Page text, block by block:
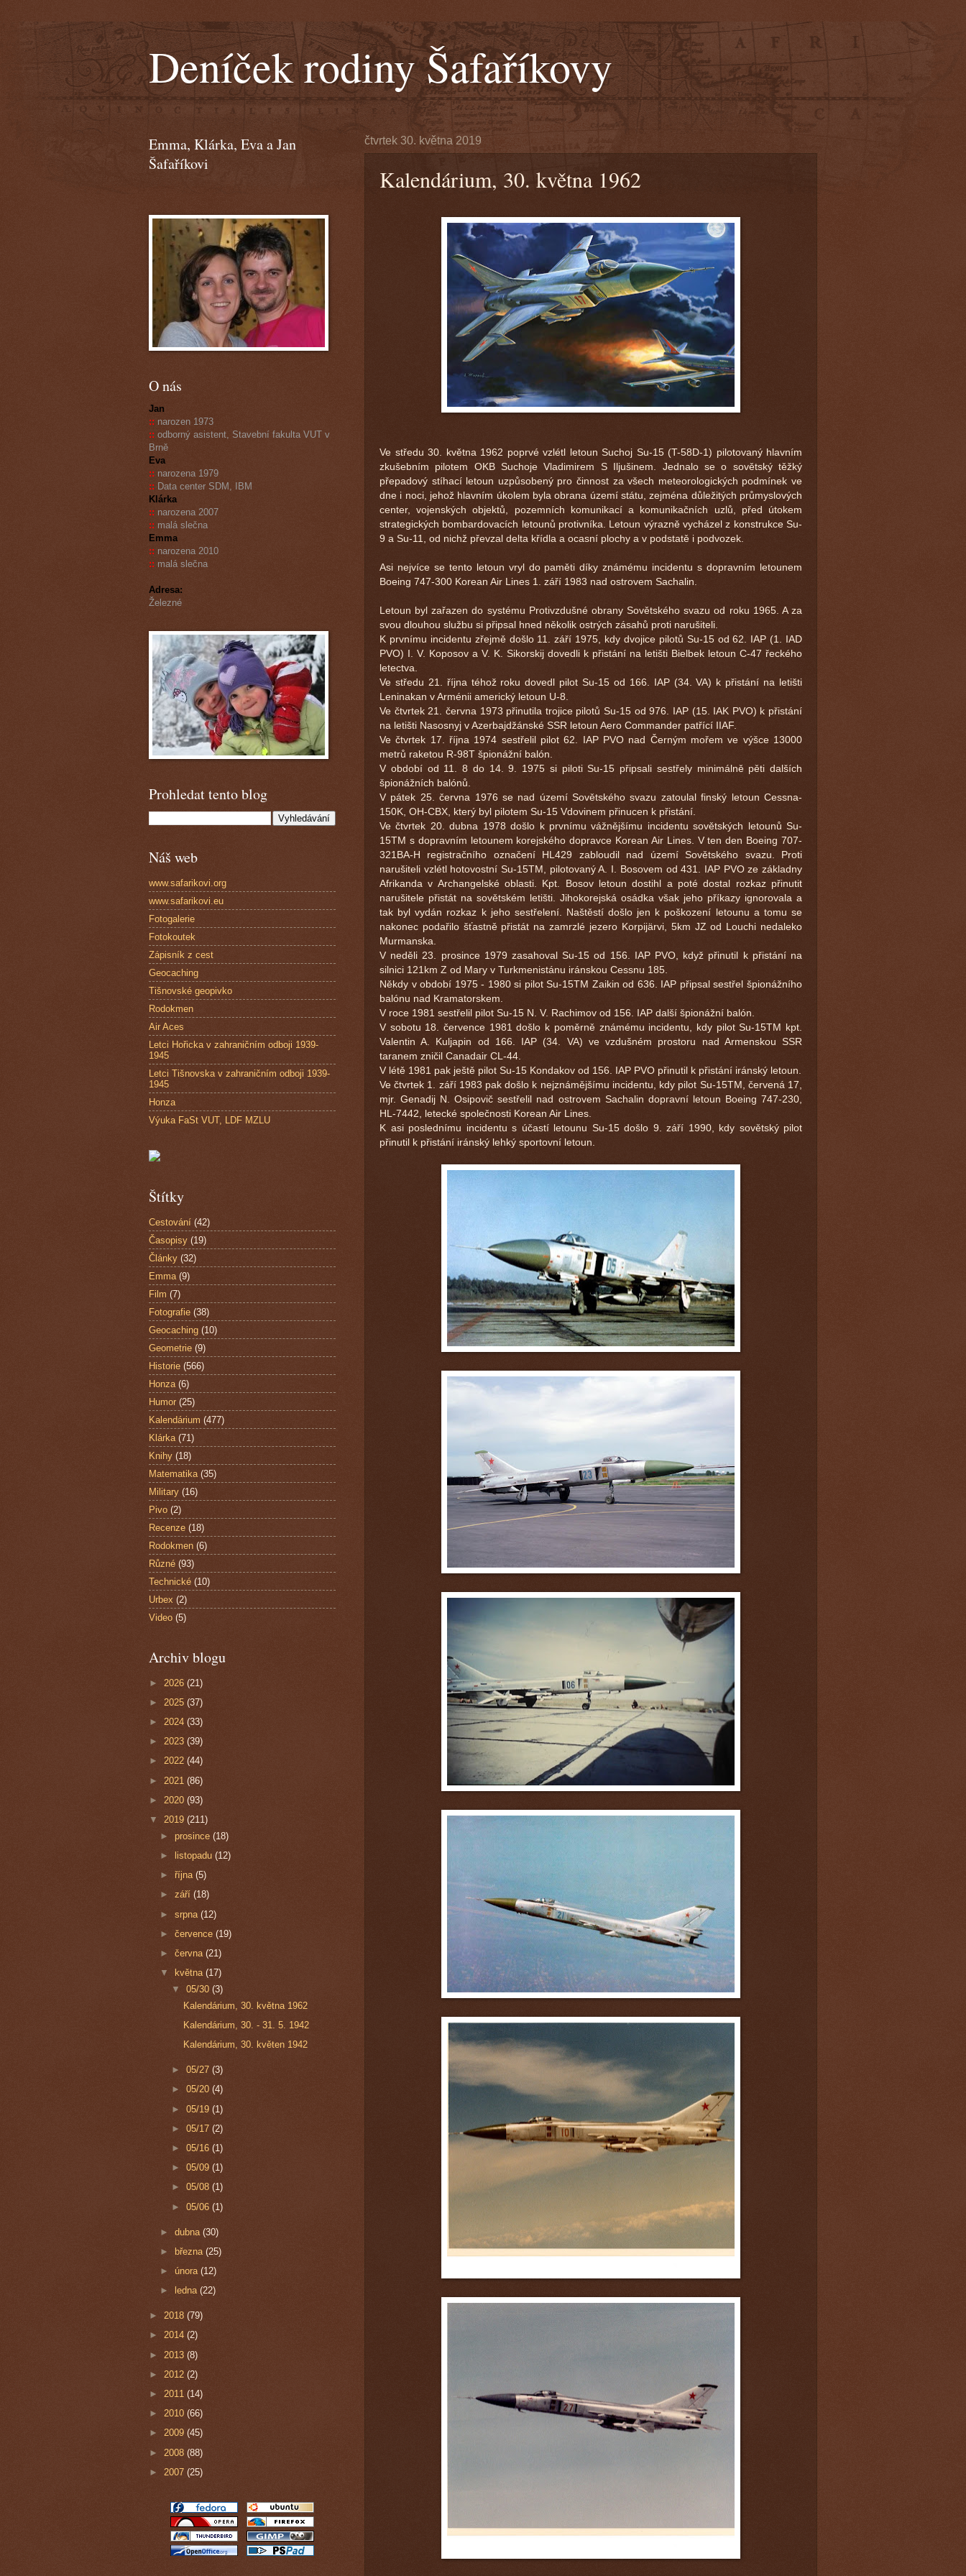
Deníček rodiny Šafaříkovy
čtvrtek 30. května 2019
Kalendárium, 30. května 1962
Ve středu 30. května 1962 poprvé vzlétl letoun Suchoj Su-15 (T-58D-1) pilotovaný hlavním
zkušebním pilotem OKB Suchoje Vladimirem S Iljušinem. Jednalo se o sovětský těžký
přepadový stíhací letoun uzpůsobený pro činnost za všech meteorologických podmínek ve
dne i noci, jehož hlavním úkolem byla obrana území státu, zejména důležitých průmyslových
center, vojenských objektů, pozemních komunikací a komunikačních uzlů, před útokem
strategických bombardovacích letounů protivníka. Letoun výrazně vycházel z konstrukce Su-
9 a Su-11, od nichž převzal delta křídla a ocasní plochy a v podstatě i podvozek.
Asi nejvíce se tento letoun vryl do paměti díky známému incidentu s dopravním letounem
Boeing 747-300 Korean Air Lines 1. září 1983 nad ostrovem Sachalin.
Letoun byl zařazen do systému Protivzdušné obrany Sovětského svazu od roku 1965. A za
svou dlouhou službu si připsal hned několik ostrých zásahů proti narušiteli.
K prvnímu incidentu zřejmě došlo 11. září 1975, kdy dvojice pilotů Su-15 od 62. IAP (1. IAD
PVO) I. V. Koposov a V. K. Sikorskij dovedli k přistání na letišti Bielbek letoun C-47 řeckého
letectva.
Ve středu 21. října téhož roku dovedl pilot Su-15 od 166. IAP (34. VA) k přistání na letišti
Leninakan v Arménii americký letoun U-8.
Ve čtvrtek 21. června 1973 přinutila trojice pilotů Su-15 od 976. IAP (15. IAK PVO) k přistání
na letišti Nasosnyj v Azerbajdžánské SSR letoun Aero Commander patřící IIAF.
Ve čtvrtek 17. října 1974 sestřelil pilot 62. IAP PVO nad Černým mořem ve výšce 13000
metrů raketou R-98T špionážní balón.
V období od 11. 8 do 14. 9. 1975 si piloti Su-15 připsali sestřely minimálně pěti dalších
špionážních balónů.
V pátek 25. června 1976 se nad území Sovětského svazu zatoulal finský letoun Cessna-
150K, OH-CBX, který byl pilotem Su-15 Vdovinem přinucen k přistání.
Ve čtvrtek 20. dubna 1978 došlo k prvnímu vážnějšímu incidentu sovětských letounů Su-
15TM s dopravním letounem korejského dopravce Korean Air Lines. V ten den Boeing 707-
321BA-H registračního označení HL429 zabloudil nad území Sovětského svazu. Proti
narušiteli vzlétl hotovostní Su-15TM, pilotovaný A. I. Bosovem od 431. IAP PVO ze základny
Afrikanda v Archangelské oblasti. Kpt. Bosov letoun dostihl a poté dostal rozkaz přinutit
narušitele přistát na sovětském letišti. Jihokorejská osádka však jeho příkazy ignorovala a
tak byl vydán rozkaz k jeho sestřelení. Naštěstí došlo jen k poškození letounu a tomu se
nakonec podařilo šťastně přistát na zamrzlé jezero Korpijärvi, 5km JZ od Louchi nedaleko
Murmanska.
V neděli 23. prosince 1979 zasahoval Su-15 od 156. IAP PVO, když přinutil k přistání na
silnici 121km Z od Mary v Turkmenistánu iránskou Cessnu 185.
Někdy v období 1975 - 1980 si pilot Su-15TM Zaikin od 636. IAP připsal sestřel špionážního
balónu nad Kramatorskem.
V roce 1981 sestřelil pilot Su-15 N. V. Rachimov od 156. IAP další špionážní balón.
V sobotu 18. července 1981 došlo k poměrně známému incidentu, kdy pilot Su-15TM kpt.
Valentin A. Kuljapin od 166. IAP (34. VA) ve vzdušném prostoru nad Armenskou SSR
taranem zničil Canadair CL-44.
V létě 1981 pak ještě pilot Su-15 Kondakov od 156. IAP PVO přinutil k přistání iránský letoun.
Ve čtvrtek 1. září 1983 pak došlo k nejznámějšímu incidentu, kdy pilot Su-15TM, červená 17,
mjr. Genadij N. Osipovič sestřelil nad ostrovem Sachalin dopravní letoun Boeing 747-230,
HL-7442, letecké společnosti Korean Air Lines.
K asi poslednímu incidentu s účastí letounu Su-15 došlo 9. září 1990, kdy sovětský pilot
přinutil k přistání iránský lehký sportovní letoun.
Emma, Klárka, Eva a Jan
Šafaříkovi
O nás
Jan
:: narozen 1973
:: odborný asistent, Stavební fakulta VUT v
Brně
Eva
:: narozena 1979
:: Data center SDM, IBM
Klárka
:: narozena 2007
:: malá slečna
Emma
:: narozena 2010
:: malá slečna
Adresa:
Železné
Prohledat tento blog
Náš web
www.safarikovi.org
www.safarikovi.eu
Fotogalerie
Fotokoutek
Zápisník z cest
Geocaching
Tišnovské geopivko
Rodokmen
Air Aces
Letci Hořicka v zahraničním odboji 1939-
1945
Letci Tišnovska v zahraničním odboji 1939-
1945
Honza
Výuka FaSt VUT, LDF MZLU
Štítky
Cestování (42)
Časopisy (19)
Články (32)
Emma (9)
Film (7)
Fotografie (38)
Geocaching (10)
Geometrie (9)
Historie (566)
Honza (6)
Humor (25)
Kalendárium (477)
Klárka (71)
Knihy (18)
Matematika (35)
Military (16)
Pivo (2)
Recenze (18)
Rodokmen (6)
Různé (93)
Technické (10)
Urbex (2)
Video (5)
Archiv blogu
► 2026 (21)
► 2025 (37)
► 2024 (33)
► 2023 (39)
► 2022 (44)
► 2021 (86)
► 2020 (93)
▼ 2019 (211)
► prosince(18)
►
listopadu(12)
►října(5)
►září(18)
►srpna(12)
►července(19)
►června(21)
▼
května(17)
▼ 05/30 (3)
Kalendárium, 30. května 1962
Kalendárium, 30. - 31. 5. 1942
Kalendárium, 30. květen 1942
► 05/27 (3)
► 05/20 (4)
► 05/19 (1)
► 05/17 (2)
► 05/16 (1)
► 05/09 (1)
► 05/08 (1)
► 05/06 (1)
►dubna(30)
►
března(25)
► února(12)
►
ledna(22)
► 2018 (79)
► 2014 (2)
► 2013 (8)
► 2012 (2)
► 2011 (14)
► 2010 (66)
► 2009 (45)
► 2008 (88)
► 2007 (25)